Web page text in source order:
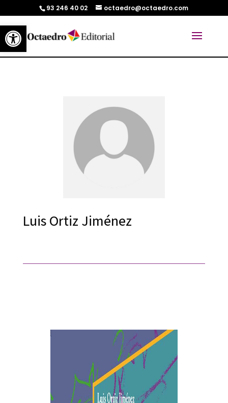
Abrir barra de herramientas
93 246 40 02 octaedro@octaedro.com
Luis Ortiz Jiménez